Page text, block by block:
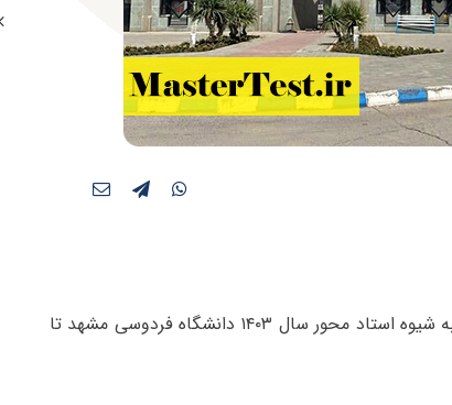
ثبت نام پذیرش کارشناسی ارشد بدون آزمون به شیوه استاد محور سال ۱۴۰۳ دانشگاه فردوسی مشهد تا